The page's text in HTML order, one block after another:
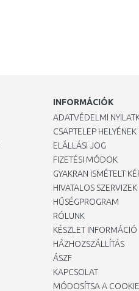
INFORMÁCIÓK
ADATVÉDELMI
CSAPTELEP
ELÁLLÁSI JOG
FIZETÉSI MÓDOK
GYAKRAN ISMÉTELT
HIVATALOS SZERVIZEK
HŰSÉGPROGRAM
RÓLUNK
KÉSZLET INFORMÁCIÓ
HÁZHOZSZÁLLÍTÁS
ÁSZF
KAPCSOLAT
MÓDOSÍTSA A